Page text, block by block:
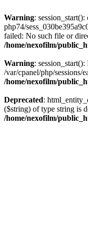
Warning:
php74/
failed: No such file or
/home/nexofilm/
Warning:
/var/cpanel/php/sessions/
/home/nexofilm/
Deprecated:
($string) of type string is
/home/nexofilm/